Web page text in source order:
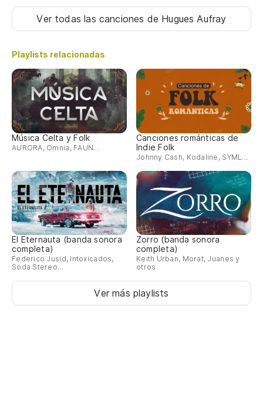
Ver todas las canciones de Hugues Aufray
Playlists relacionadas
Música Celta y Folk
AURORA, Omnia, FAUN...
Canciones románticas de
Indie Folk
Johnny Cash, Kodaline, SYML...
El Eternauta (banda sonora
completa)
Federico Jusid, Intoxicados,
Soda Stereo...
Zorro (banda sonora
completa)
Keith Urban, Morat, Juanes y
otros
Ver más playlists